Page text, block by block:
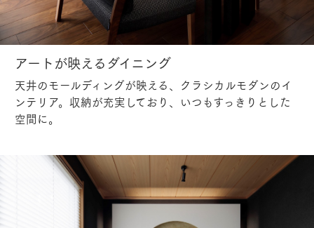
アートが映えるダイニング
天井のモールディングが映える、クラシカルモダンのイ
ンテリア。収納が充実しており、いつもすっきりとした
空間に。